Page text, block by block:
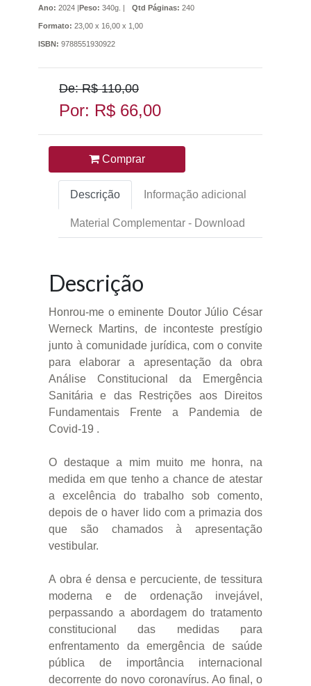
Ano: 2024 | Peso: 340g. | Qtd Páginas: 240
Formato: 23,00 x 16,00 x 1,00
ISBN: 9788551930922
De: R$ 110,00
Por: R$ 66,00
Comprar
Descrição Informação adicional
Material Complementar - Download
Descrição
Honrou-me o eminente Doutor Júlio César
Werneck Martins, de inconteste prestígio
junto à comunidade jurídica, com o convite
para elaborar a apresentação da obra
Análise Constitucional da Emergência
Sanitária e das Restrições aos Direitos
Fundamentais Frente a Pandemia de
Covid-19 .
O destaque a mim muito me honra, na
medida em que tenho a chance de atestar
a excelência do trabalho sob comento,
depois de o haver lido com a primazia dos
que são chamados à apresentação
vestibular.
A obra é densa e percuciente, de tessitura
moderna e de ordenação invejável,
perpassando a abordagem do tratamento
constitucional das medidas para
enfrentamento da emergência de saúde
pública de importância internacional
decorrente do novo coronavírus. Ao final, o